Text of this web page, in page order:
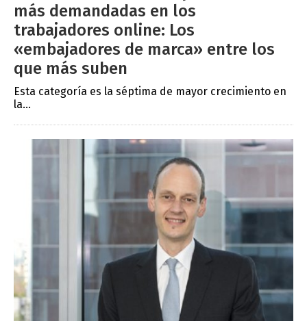
más demandadas en los
trabajadores online: Los
«embajadores de marca» entre los
que más suben
Esta categoría es la séptima de mayor crecimiento en
la...